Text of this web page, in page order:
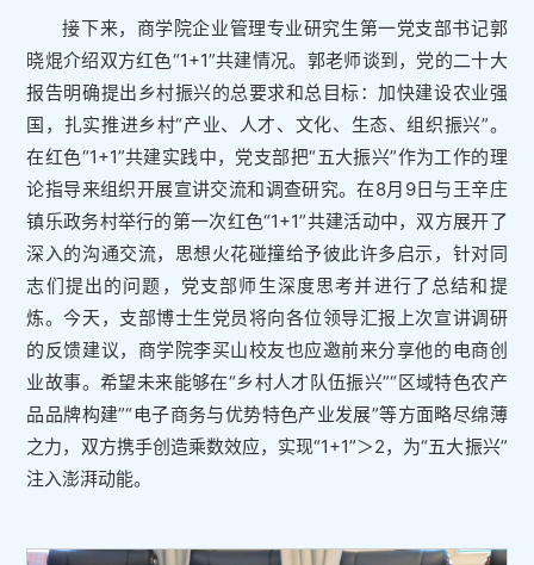
接下来，商学院企业管理专业研究生第一党支部书记郭
晓焜介绍双方红色“1+1”共建情况。郭老师谈到，党的二十大
报告明确提出乡村振兴的总要求和总目标：加快建设农业强
国，扎实推进乡村“产业、人才、文化、生态、组织振兴”。
在红色“1+1”共建实践中，党支部把“五大振兴”作为工作的理
论指导来组织开展宣讲交流和调查研究。在8月9日与王辛庄
镇乐政务村举行的第一次红色“1+1”共建活动中，双方展开了
深入的沟通交流，思想火花碰撞给予彼此许多启示，针对同
志们提出的问题，党支部师生深度思考并进行了总结和提
炼。今天，支部博士生党员将向各位领导汇报上次宣讲调研
的反馈建议，商学院李买山校友也应邀前来分享他的电商创
业故事。希望未来能够在“乡村人才队伍振兴”“区域特色农产
品品牌构建”“电子商务与优势特色产业发展”等方面略尽绵薄
之力，双方携手创造乘数效应，实现“1+1”＞2，为“五大振兴”
注入澎湃动能。